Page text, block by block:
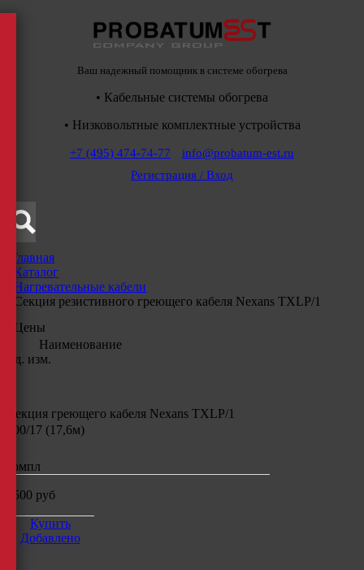
Ваш надежный помощник в системе обогрева
• Кабельные системы обогрева
• Низковольтные комплектные устройства
+7 (495) 474-74-77
info@probatum-est.ru
Регистрация / Вход
Главная
Каталог
Нагревательные кабели
Секция резистивного греющего кабеля Nexans TXLP/1
Цены
Наименование
Ед. изм.
Секция греющего кабеля Nexans TXLP/1
300/17 (17,6м)
компл
7500 руб
Купить
Добавлено